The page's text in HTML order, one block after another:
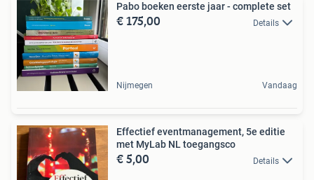
Pabo boeken eerste jaar - complete set
€ 175,00 Details
Nijmegen Vandaag
Effectief eventmanagement, 5e editie
met MyLab NL toegangsco
€ 5,00 Details